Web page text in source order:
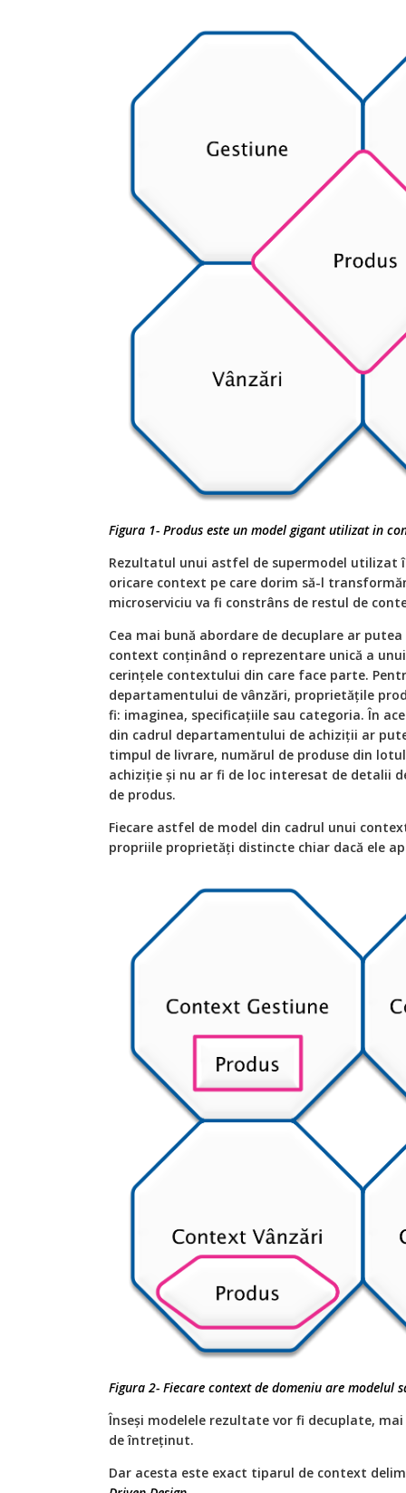
Figura 1- Produs este un model gigant utilizat in
Rezultatul unui astfel de supermodel utilizat
oricare context pe care dorim să-l
microserviciu va fi constrâns de restul de
Cea mai bună abordare de decuplare ar
context conținând o reprezentare unică a
cerințele contextului din care face parte.
departamentului de vânzări, proprietățile
fi: imaginea, specificațiile sau categoria. În
din cadrul departamentului de achiziții ar
timpul de livrare, numărul de produse din
achiziție și nu ar fi de loc interesat de detalii
de produs.
Fiecare astfel de model din cadrul unui
propriile proprietăți distincte chiar dacă ele
Figura 2- Fiecare context de domeniu are modelul
Înseși modelele rezultate vor fi decuplate,
de întreținut.
Dar acesta este exact tiparul de context